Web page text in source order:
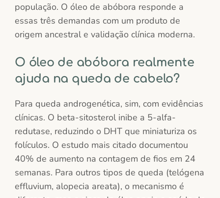
população. O óleo de abóbora responde a
essas três demandas com um produto de
origem ancestral e validação clínica moderna.
O óleo de abóbora realmente
ajuda na queda de cabelo?
Para queda androgenética, sim, com evidências
clínicas. O beta-sitosterol inibe a 5-alfa-
redutase, reduzindo o DHT que miniaturiza os
folículos. O estudo mais citado documentou
40% de aumento na contagem de fios em 24
semanas. Para outros tipos de queda (telógena
effluvium, alopecia areata), o mecanismo é